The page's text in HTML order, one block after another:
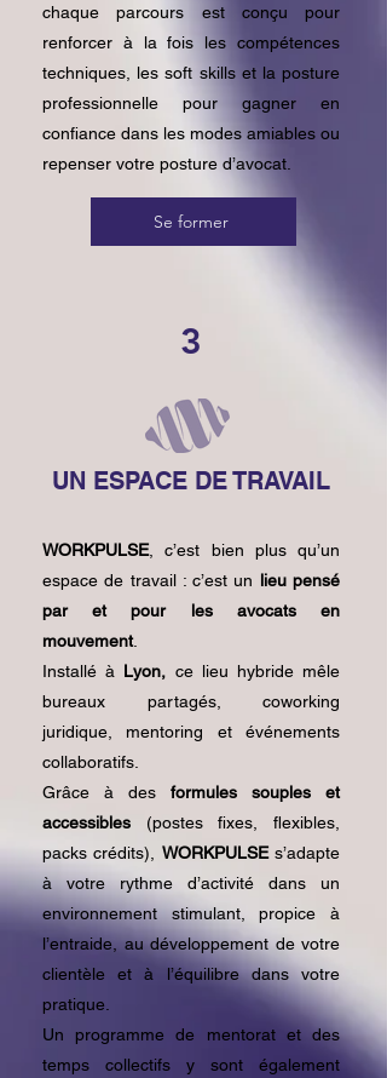
chaque parcours est conçu pour
renforcer à la fois les compétences
techniques, les soft skills et la posture
professionnelle pour gagner en
confiance dans les modes amiables ou
repenser votre posture d’avocat.​
Se former
3
UN ESPACE DE TRAVAIL
WORKPULSE, c’est bien plus qu’un
espace de travail : c’est un lieu pensé
par et pour les avocats en
mouvement.
Installé à Lyon, ce lieu hybride mêle
bureaux partagés, coworking
juridique, mentoring et événements
collaboratifs.
Grâce à des formules souples et
accessibles (postes fixes, flexibles,
packs crédits), WORKPULSEs’adapte
à votre rythme d’activité dans un
environnement stimulant, propice à
l’entraide, au développement de votre
clientèle et à l’équilibre dans votre
pratique.
Un programme de mentorat et des
temps collectifs y sont également